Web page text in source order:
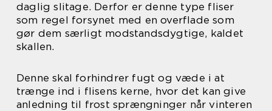
daglig slitage. Derfor er denne type fliser
som regel forsynet med en overflade som
gør dem særligt modstandsdygtige, kaldet
skallen.
Denne skal forhindrer fugt og væde i at
trænge ind i flisens kerne, hvor det kan give
anledning til frost sprængninger når vinteren